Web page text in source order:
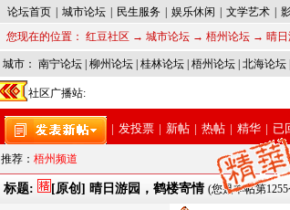
论坛首页 城市论坛 民生服务 娱乐休闲 文学艺术
您现在的位置： 红豆社区 → 城市论坛 → 梧州论坛 → 晴日
城市： 南宁论坛 柳州论坛 桂林论坛 梧州论坛 北海论坛
社区广播站:
| 发投票 | 新帖 | 热帖 | 精华 | 已
推荐： 梧州频道
标题: [原创] 晴日游园，鹤楼寄情 (您是本帖第